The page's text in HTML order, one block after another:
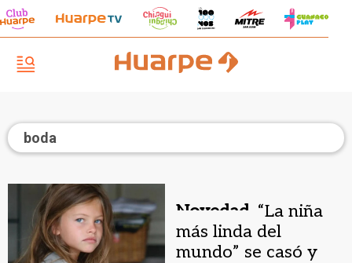
boda
Novedad. “La niña
más linda del
mundo” se casó y